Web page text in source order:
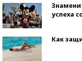
успеха
Как